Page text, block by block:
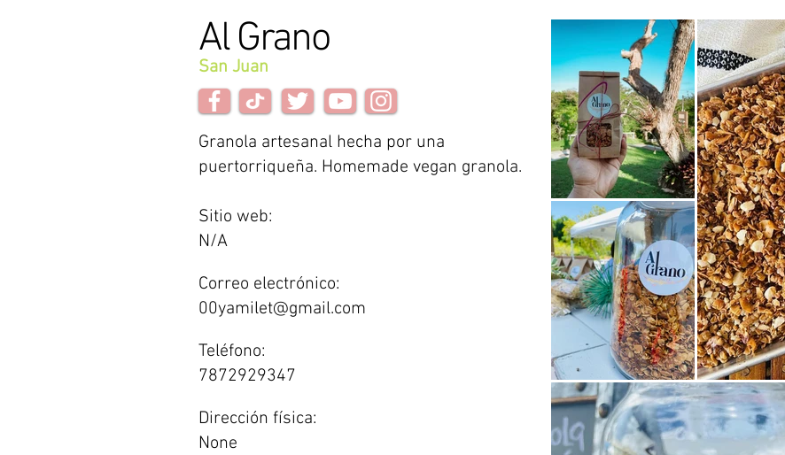
Al Grano
San Juan
Granola artesanal hecha por una
puertorriqueña. Homemade vegan granola.
Sitio web:
N/A
Correo electrónico:
00yamilet@gmail.com
Teléfono:
7872929347
Dirección física:
None